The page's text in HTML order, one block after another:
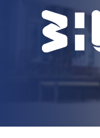
БІБЛІОТЕКА
НОВИНИ